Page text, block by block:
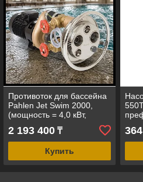
Противоток для бассейна
Pahlen Jet Swim 2000,
(мощность = 4,0 кВт,
производительность =
78 м³/ч, под пленку)
2 193 400₸
Купить
м3/